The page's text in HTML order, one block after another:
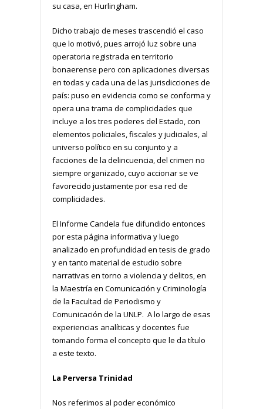
su casa, en Hurlingham.
Dicho trabajo de meses trascendió el caso
que lo motivó, pues arrojó luz sobre una
operatoria registrada en territorio
bonaerense pero con aplicaciones diversas
en todas y cada una de las jurisdicciones de
país: puso en evidencia como se conforma y
opera una trama de complicidades que
incluye a los tres poderes del Estado, con
elementos policiales, fiscales y judiciales, al
universo político en su conjunto y a
facciones de la delincuencia, del crimen no
siempre organizado, cuyo accionar se ve
favorecido justamente por esa red de
complicidades.
El Informe Candela fue difundido entonces
por esta página informativa y luego
analizado en profundidad en tesis de grado
y en tanto material de estudio sobre
narrativas en torno a violencia y delitos, en
la Maestría en Comunicación y Criminología
de la Facultad de Periodismo y
Comunicación de la UNLP. A lo largo de esas
experiencias analíticas y docentes fue
tomando forma el concepto que le da título
a este texto.
La Perversa Trinidad
Nos referimos al poder económico